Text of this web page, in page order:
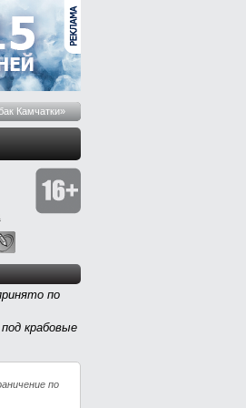
Камчатки»
по
крабовые
по